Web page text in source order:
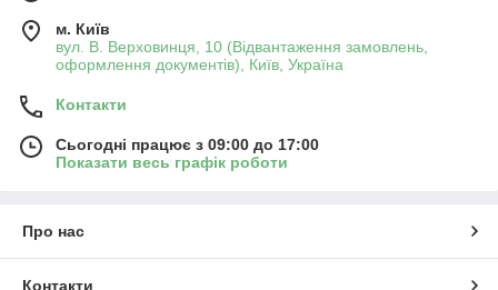
м. Київ
вул. В. Верховинця, 10 (Відвантаження замовлень,
оформлення документів), Київ, Україна
Контакти
Сьогодні працює з 09:00 до 17:00
Показати весь графік роботи
Про нас
Контакти